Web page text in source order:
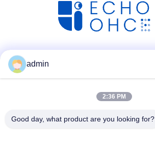
admin
2:36 PM
Good day, what product are you looking for?